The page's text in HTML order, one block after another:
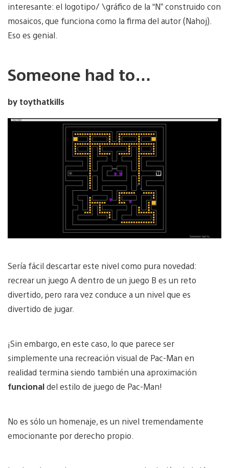
interesante: el logotipo/ \gráfico de la “N” construido con
mosaicos, que funciona como la firma del autor (Nahoj).
Eso es genial.
Someone had to…
by toythatkills
Sería fácil descartar este nivel como pura novedad:
recrear un juego A dentro de un juego B es un reto
divertido, pero rara vez conduce a un nivel que es
divertido de jugar.
¡Sin embargo, en este caso, lo que parece ser
simplemente una recreación visual de Pac-Man en
realidad termina siendo también una aproximación
funcionaldel estilo de juego de Pac-Man!
No es sólo un homenaje, es un nivel tremendamente
emocionante por derecho propio.